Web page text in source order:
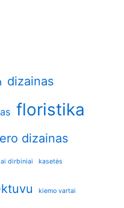
dizainas
floristika
dizainas
dirbiniai kasetės
kiemo vartai